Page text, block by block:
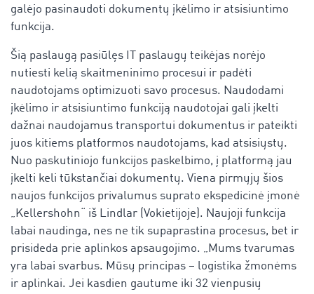
galėjo pasinaudoti dokumentų įkėlimo ir atsisiuntimo
funkcija.
Šią paslaugą pasiūlęs IT paslaugų teikėjas norėjo
nutiesti kelią skaitmeninimo procesui ir padėti
naudotojams optimizuoti savo procesus. Naudodami
įkėlimo ir atsisiuntimo funkciją naudotojai gali įkelti
dažnai naudojamus transportui dokumentus ir pateikti
juos kitiems platformos naudotojams, kad atsisiųstų.
Nuo paskutiniojo funkcijos paskelbimo, į platformą jau
įkelti keli tūkstančiai dokumentų. Viena pirmųjų šios
naujos funkcijos privalumus suprato ekspedicinė įmonė
„Kellershohn“ iš Lindlar (Vokietijoje). Naujoji funkcija
labai naudinga, nes ne tik supaprastina procesus, bet ir
prisideda prie aplinkos apsaugojimo. „Mums tvarumas
yra labai svarbus. Mūsų principas – logistika žmonėms
ir aplinkai. Jei kasdien gautume iki 32 vienpusių